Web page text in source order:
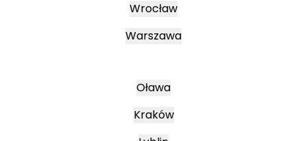
Wrocław
Warszawa
Oława
Kraków